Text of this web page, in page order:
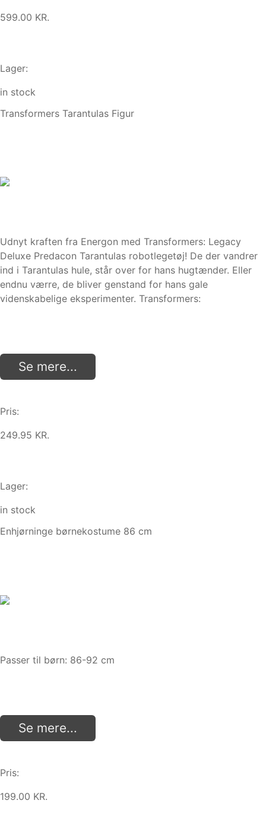
599.00 KR.
Lager:
in stock
Transformers Tarantulas Figur
Udnyt kraften fra Energon med Transformers: Legacy
Deluxe Predacon Tarantulas robotlegetøj! De der vandrer
ind i Tarantulas hule, står over for hans hugtænder. Eller
endnu værre, de bliver genstand for hans gale
videnskabelige eksperimenter. Transformers:
Se mere...
Pris:
249.95 KR.
Lager:
in stock
Enhjørninge børnekostume 86 cm
Passer til børn: 86-92 cm
Se mere...
Pris:
199.00 KR.